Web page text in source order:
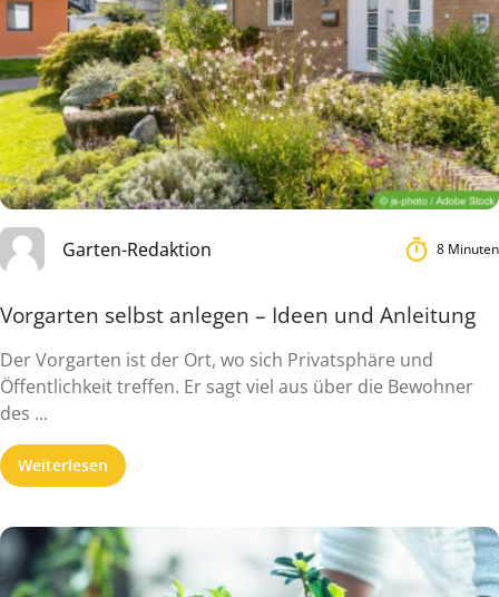
Garten-Redaktion 8 Minuten
Vorgarten selbst anlegen – Ideen und Anleitung
Der Vorgarten ist der Ort, wo sich Privatsphäre und
Öffentlichkeit treffen. Er sagt viel aus über die Bewohner
des ...
Weiterlesen